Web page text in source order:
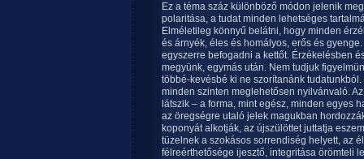
Ez a téma száz különböző módon jelenik
polaritása, a tudat minden lehetséges
Elméletileg könnyű belátni, hogy minden
és árnyék, éles és homályos, erős és
egyszerre befogadni a kettőt. Érzékelésben
megyünk, egymás után. Nem tudjuk
többé-kevésbé ki ne szorítanánk
minden szinten meglehetősen nyilvánvaló.
látszik – a forma, mint egész, minden egyes
az öregségre utaló jelek magukban
koponyát alkotják, az újszülöttet juttatja
tüzelnek a szokásos sorrendiség helyett, az
félreérthetősége ijesztő, integritása örömteli